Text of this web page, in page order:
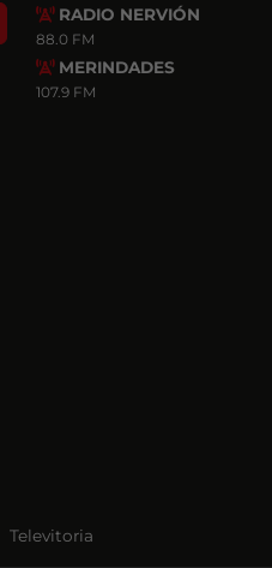
Search RADIO NERVIÓN
88.0 FM
MERINDADES
107.9 FM
Televitoria